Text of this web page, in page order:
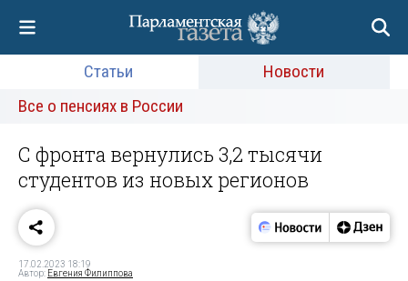
Статьи
Новости
Все о пенсиях в России
С фронта вернулись 3,2 тысячи
студентов из новых регионов
17.02.2023 18:19
Автор: Евгения Филиппова